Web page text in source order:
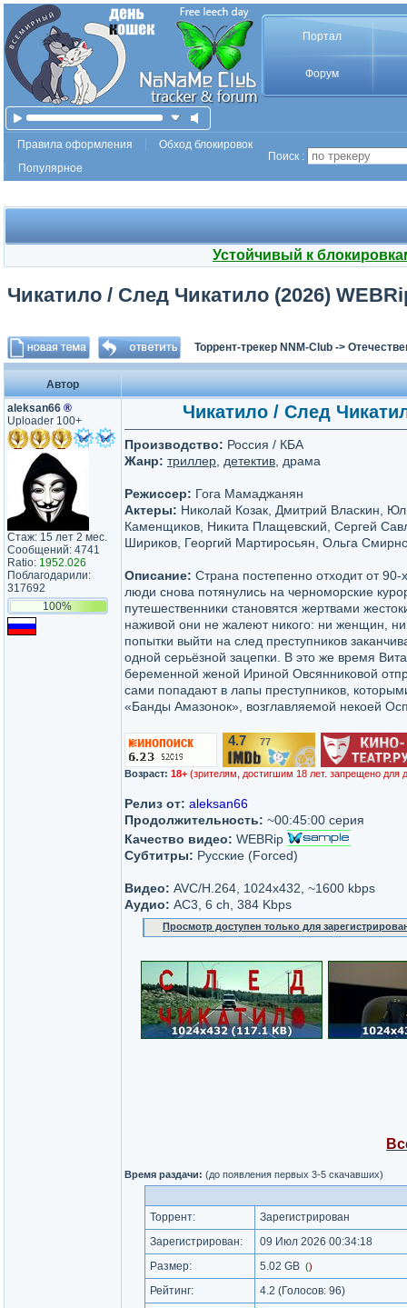
Портал
Форум
Правила оформления
Обход блокировок
Популярное
Поиск :
Устойчивый к
Чикатило / След Чикатило (2026)
Торрент-трекер NNM-Club ->
Автор
aleksan66 ®
Uploader 100+
Стаж: 15 лет 2 мес.
Сообщений: 4741
Ratio: 1952.026
Поблагодарили:
317692
100%
Чикатило / След
Производство: Россия / КБА
Жанр: триллер детектив , драма
Режиссер: Гога Мамаджанян
Актеры: Николай Козак, Дмитрий Власкин,
Каменщиков, Никита Плащевский, Сергей
Шириков, Георгий Мартиросьян, Ольга
Описание: Страна постепенно отходит от
люди снова потянулись на черноморские
путешественники становятся жертвами
наживой они не жалеют никого: ни женщин, ни
попытки выйти на след преступников
одной серьёзной зацепки. В это же время
беременной женой Ириной Овсянниковой
сами попадают в лапы преступников,
«Банды Амазонок», возглавляемой некоей
4.7 77
Возраст: 18+ (зрителям, достигшим 18 лет. запрещено для
Релиз от: aleksan66
Продолжительность: ~00:45:00 серия
Качество видео: WEBRip
Субтитры: Русские (Forсed)
Видео: AVC/H.264, 1024х432, ~1600 kbps
Аудио: AC3, 6 ch, 384 Kbps
Просмотр доступен только для
Время раздачи: (до появления первых 3-5 скачавших)
Торрент:
Зарегистрирован
Зарегистрирован:
09 Июл 2026 00:34:18
Размер:
5.02 GB ()
Рейтинг: 4.2 (Голосов: 96)